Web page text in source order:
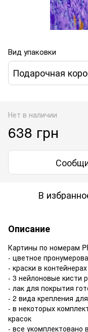
Вид упаковки
Подарочная
Нет в наличии
638 грн
В
Описание
Картины по номерам
- цветное
- краски в контейнерах
- 3 нейлоновые кисти
- лак для покрытия
- 2 вида крепления
- в некоторых
красок
- все укомплектовано